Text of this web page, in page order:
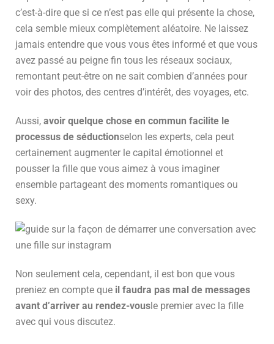
c’est-à-dire que si ce n’est pas elle qui présente la chose,
cela semble mieux complètement aléatoire. Ne laissez
jamais entendre que vous vous êtes informé et que vous
avez passé au peigne fin tous les réseaux sociaux,
remontant peut-être on ne sait combien d’années pour
voir des photos, des centres d’intérêt, des voyages, etc.
Aussi, avoir quelque chose en commun facilite le
processus de séductionselon les experts, cela peut
certainement augmenter le capital émotionnel et
pousser la fille que vous aimez à vous imaginer
ensemble partageant des moments romantiques ou
sexy.
Non seulement cela, cependant, il est bon que vous
preniez en compte que il faudra pas mal de messages
avant d’arriver au rendez-vous le premier avec la fille
avec qui vous discutez.